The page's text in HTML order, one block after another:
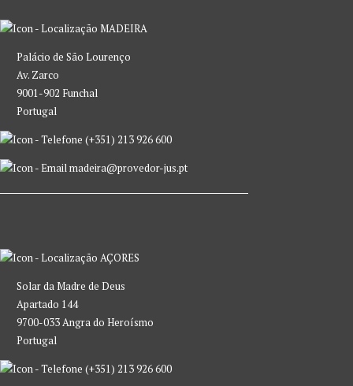
MADEIRA
Palácio de São Lourenço
Av. Zarco
9001-902 Funchal
Portugal
(+351) 213 926 600
madeira@provedor-jus.pt
AÇORES
Solar da Madre de Deus
Apartado 144
9700-033 Angra do Heroísmo
Portugal
(+351) 213 926 600